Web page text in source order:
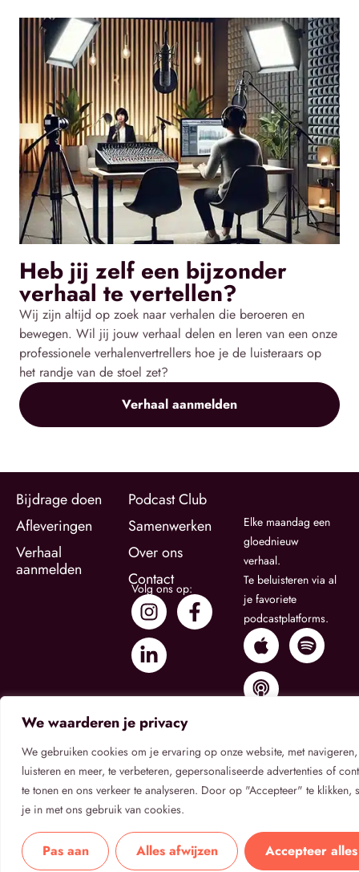
We waarderen je privacy
We gebruiken cookies om je ervaring op onze website, met navigeren,
luisteren en meer, te verbeteren, gepersonaliseerde advertenties of
te tonen en ons verkeer te analyseren. Door op "Accepteer" te klikken,
je in met ons gebruik van cookies.
Pas aan Alles afwijzen Accepteer alles
Heb jij zelf een bijzonder
verhaal te vertellen?
Wij zijn altijd op zoek naar verhalen die beroeren en
bewegen. Wil jij jouw verhaal delen en leren van een onze
professionele verhalenvertrellers hoe je de luisteraars op
het randje van de stoel zet?
Verhaal aanmelden
Bijdrage doen
Afleveringen
Verhaal
aanmelden
Podcast Club
Samenwerken
Over ons
Contact
Volg ons op:
Elke maandag een
gloednieuw
verhaal.
Te beluisteren via al
je favoriete
podcastplatforms.
PrivacybeleidAlgemene VoorwaardenCookietoestemming
© 2026 Verhaal Onbekend.
podcastserie van Rake Media B.V.
Alle rechten voorbehouden.